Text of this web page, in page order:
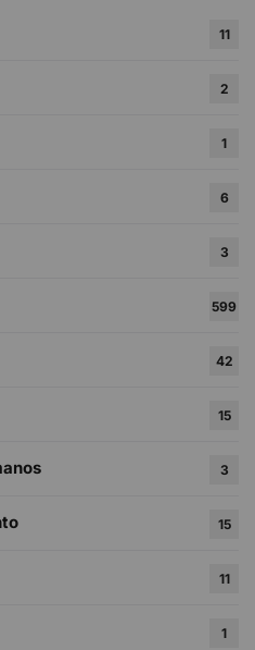
11
2
1
6
3
599
42
15
3
15
11
1